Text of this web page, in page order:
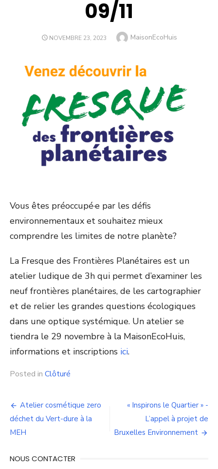
09/11
POSTED
NOVEMBRE 23, 2023 Author
MaisonEcoHuis
Vous êtes préoccupé·e par les défis
environnementaux et souhaitez mieux
comprendre les limites de notre planète?
La Fresque des Frontières Planétaires est un
atelier ludique de 3h qui permet d’examiner les
neuf frontières planétaires, de les cartographier
et de relier les grandes questions écologiques
dans une optique systémique. Un atelier se
tiendra le 29 novembre à la MaisonEcoHuis,
informations et inscriptions ici.
Posted in Clôturé
Navigation
de
l’article
Atelier cosmétique zero
déchet du Vert-dure à la
MEH
« Inspirons le Quartier » -
L’appel à projet de
Bruxelles Environnement
NOUS CONTACTER